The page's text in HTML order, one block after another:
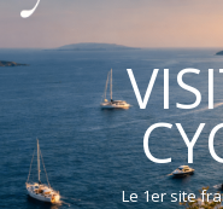
Le 1er site